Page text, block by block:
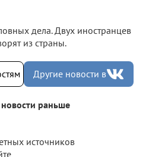
дела. Двух иностранцев
из страны.
Другие новости в
раньше
источников